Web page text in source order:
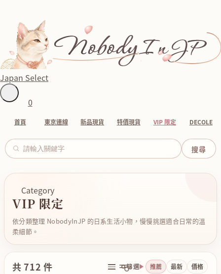
Japan Select
0
首頁 東京連線 新品現貨 特價現貨 VIP 限定 DECOLE
Category
VIP 限定
依分類整理 NobodyInJP 的日系生活小物，慢慢挑選適合日常的溫
柔細節。
共 712 件 篩選 推薦 最新 價格